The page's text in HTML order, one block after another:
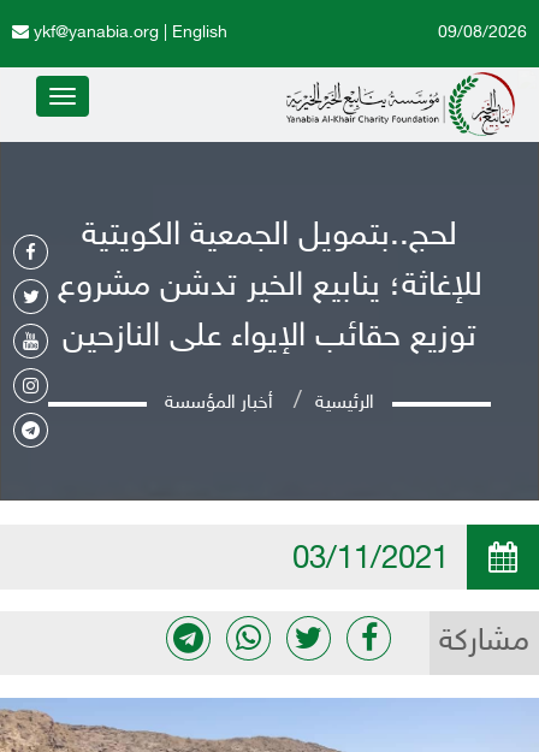
English
ykf@yanabia.org 09/08/2026
Toggle
لحج..بتمويل الجمعية الكويتية
للإغاثة؛ ينابيع الخير تدشن مشروع
توزيع حقائب الإيواء على النازحين
الرئيسية أخبار المؤسسة
مشاركة